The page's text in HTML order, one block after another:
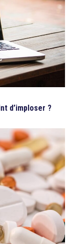
d’imploser ?